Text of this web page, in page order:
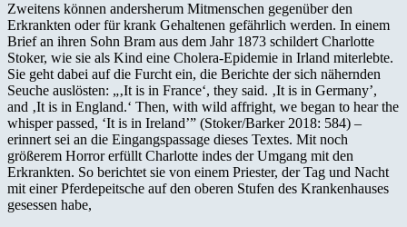
Zweitens können andersherum Mitmenschen gegenüber den
Erkrankten oder für krank Gehaltenen gefährlich werden. In einem
Brief an ihren Sohn Bram aus dem Jahr 1873 schildert Charlotte
Stoker, wie sie als Kind eine Cholera-Epidemie in Irland miterlebte.
Sie geht dabei auf die Furcht ein, die Berichte der sich nähernden
Seuche auslösten: „‚It is in France‘, they said. ‚It is in Germany’,
and ‚It is in England.‘ Then, with wild affright, we began to hear the
whisper passed, ‘It is in Ireland’” (Stoker/Barker 2018: 584) –
erinnert sei an die Eingangspassage dieses Textes. Mit noch
größerem Horror erfüllt Charlotte indes der Umgang mit den
Erkrankten. So berichtet sie von einem Priester, der Tag und Nacht
mit einer Pferdepeitsche auf den oberen Stufen des Krankenhauses
gesessen habe,